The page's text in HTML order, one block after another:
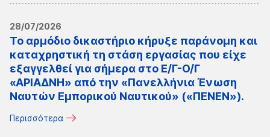
28/07/2026
Το αρμόδιο δικαστήριο κήρυξε παράνομη και
καταχρηστική τη στάση εργασίας που είχε
εξαγγελθεί για σήμερα στο Ε/Γ-Ο/Γ
«ΑΡΙΑΔΝΗ» από την «Πανελλήνια Ένωση
Ναυτών Εμπορικού Ναυτικού» («ΠΕΝΕΝ»).
Περισσότερα